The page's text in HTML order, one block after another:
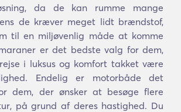
da de kan rumme mange
de kræver meget lidt brændstof,
til en miljøvenlig måde at komme
er det bedste valg for dem,
i luksus og komfort takket være
Endelig er motorbåde det
dem, der ønsker at besøge flere
på grund af deres hastighed. Du